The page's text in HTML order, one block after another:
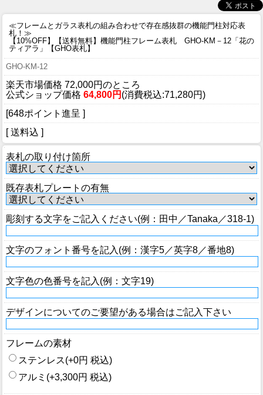
≪フレームとガラス表札の組み合わせで存在感抜群の機能門柱対応表
札！≫
【10%OFF】【送料無料】機能門柱フレーム表札 GHO-KM－12「花の
ティアラ」【GHO表札】
GHO-KM-12
楽天市場価格 72,000円のところ
公式ショップ価格 64,800円 (消費税込:71,280円)
[648ポイント進呈 ]
[ 送料込 ]
表札の取り付け箇所
既存表札プレートの有無
彫刻する文字をご記入ください(例：田中／Tanaka／318-1)
文字のフォント番号を記入(例：漢字5／英字8／番地8)
文字色の色番号を記入(例：文字19)
デザインについてのご要望がある場合はご記入下さい
フレームの素材
ステンレス(+0円 税込)
アルミ(+3,300円 税込)